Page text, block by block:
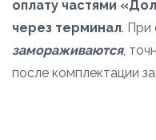
оплату частями
через терминал. При
замораживаются,
после комплектации